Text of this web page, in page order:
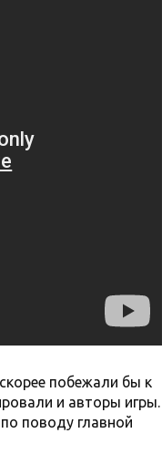
побежали бы к
и авторы игры.
поводу главной